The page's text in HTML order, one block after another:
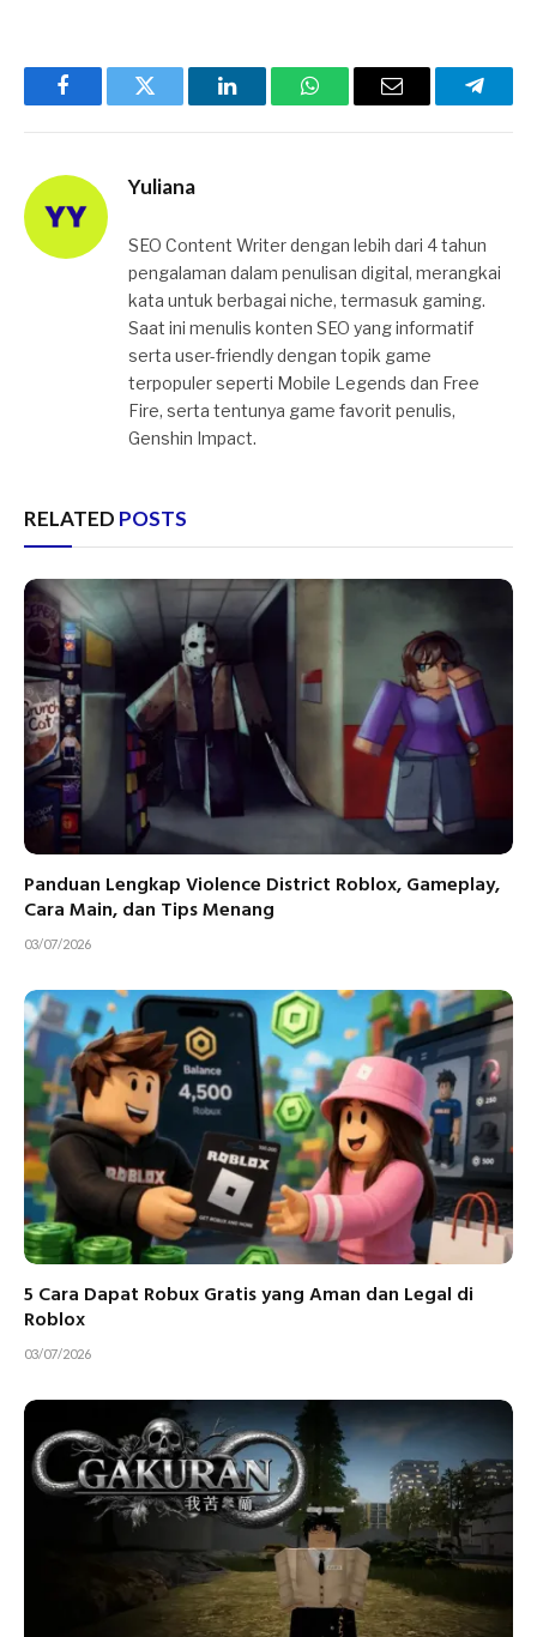
FacebookTwitter LinkedInWhatsAppEmail
Yuliana
SEO Content Writer dengan lebih dari 4 tahun
pengalaman dalam penulisan digital, merangkai
kata untuk berbagai niche, termasuk gaming.
Saat ini menulis konten SEO yang informatif
serta user-friendly dengan topik game
terpopuler seperti Mobile Legends dan Free
Fire, serta tentunya game favorit penulis,
Genshin Impact.
RELATED POSTS
Panduan Lengkap Violence District Roblox, Gameplay,
Cara Main, dan Tips Menang
03/07/2026
5 Cara Dapat Robux Gratis yang Aman dan Legal di
Roblox
03/07/2026